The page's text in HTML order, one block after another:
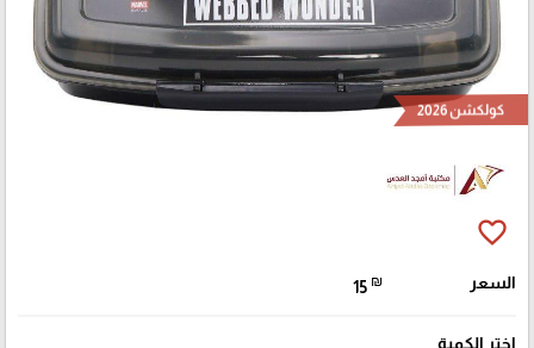
كولكشن 2026
favorite_border
السعر 15 ₪
اختر الكمية